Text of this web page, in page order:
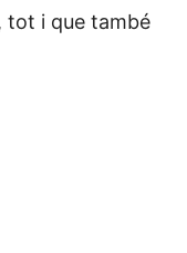
tot i que també